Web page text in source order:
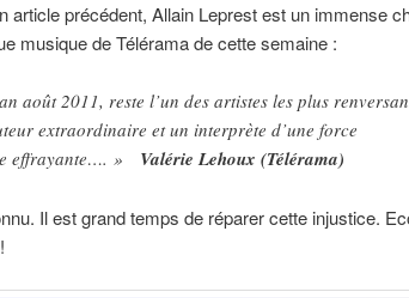
article précédent, Allain Leprest est un immense
musique de Télérama de cette semaine :
août 2011, reste l’un des artistes les plus
extraordinaire et un interprète d’une force
effrayante…. » Valérie Lehoux (Télérama)
Il est grand temps de réparer cette injustice.